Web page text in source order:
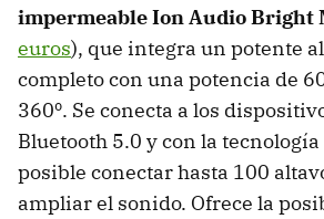
impermeable Ion Audio Bright
euros), que integra un potente
completo con una potencia de
360º. Se conecta a los
Bluetooth 5.0 y con la
posible conectar hasta 100
ampliar el sonido. Ofrece la